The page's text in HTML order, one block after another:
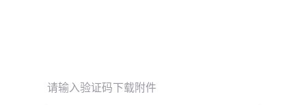
请输入验证码下载附件